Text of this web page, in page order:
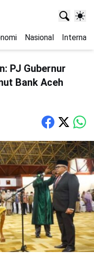
Nasional
PJ Gubernur
Bank Aceh